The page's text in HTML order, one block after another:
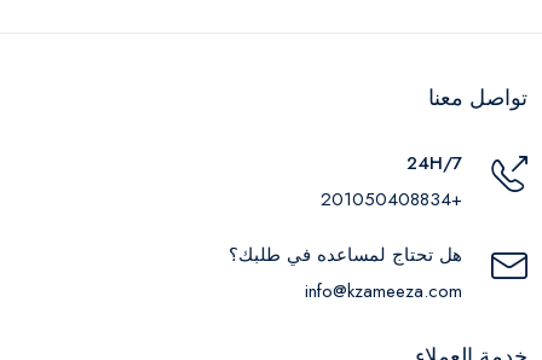
تواصل معنا
24H/7
+201050408834
هل تحتاج لمساعده في طلبك؟
info@kzameeza.com